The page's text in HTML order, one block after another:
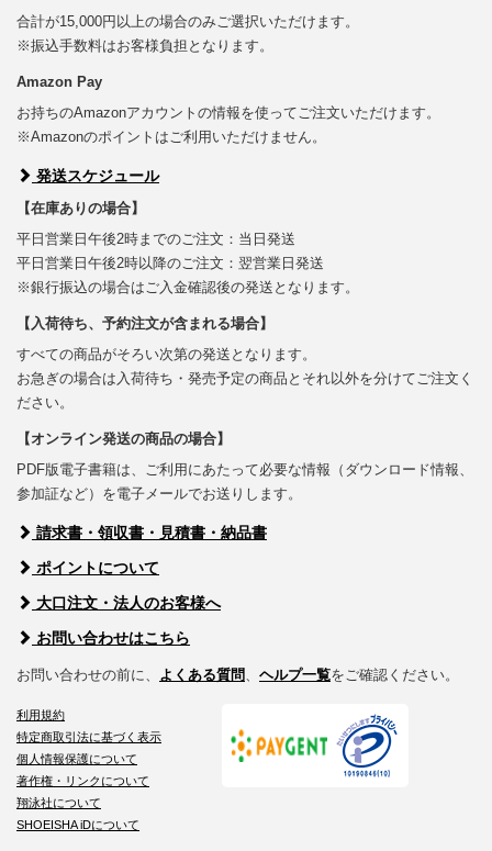
合計が15,000円以上の場合のみご選択いただけます。
※振込手数料はお客様負担となります。
Amazon Pay
お持ちのAmazonアカウントの情報を使ってご注文いただけます。
※Amazonのポイントはご利用いただけません。
発送スケジュール
【在庫ありの場合】
平日営業日午後2時までのご注文：当日発送
平日営業日午後2時以降のご注文：翌営業日発送
※銀行振込の場合はご入金確認後の発送となります。
【入荷待ち、予約注文が含まれる場合】
すべての商品がそろい次第の発送となります。
お急ぎの場合は入荷待ち・発売予定の商品とそれ以外を分けてご注文く
ださい。
【オンライン発送の商品の場合】
PDF版電子書籍は、ご利用にあたって必要な情報（ダウンロード情報、
参加証など）を電子メールでお送りします。
請求書・領収書・見積書・納品書
ポイントについて
大口注文・法人のお客様へ
お問い合わせはこちら
お問い合わせの前に、 よくある質問 ヘルプ一覧をご確認ください。
利用規約
特定商取引法に基づく表示
個人情報保護について
著作権・リンクについて
翔泳社について
SHOEISHA iDについて